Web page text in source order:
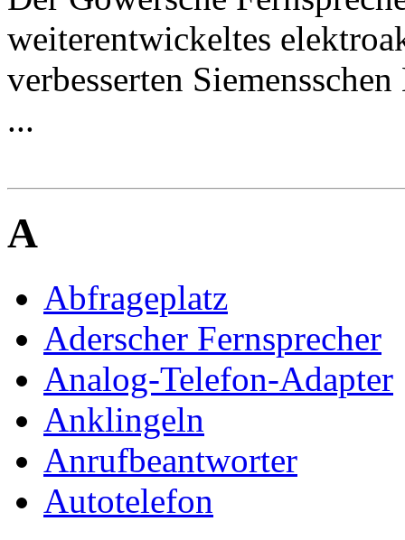
weiterentwickeltes
verbesserten
...
A
Abfrageplatz
Aderscher Fernsprecher
Analog-Telefon-Adapter
Anklingeln
Anrufbeantworter
Autotelefon